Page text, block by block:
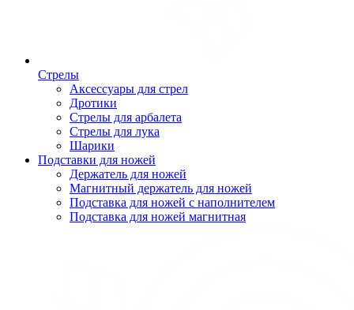
Стрелы
Аксессуары для стрел
Дротики
Стрелы для арбалета
Стрелы для лука
Шарики
Подставки для ножей
Держатель для ножей
Магнитный держатель для ножей
Подставка для ножей с наполнителем
Подставка для ножей магнитная